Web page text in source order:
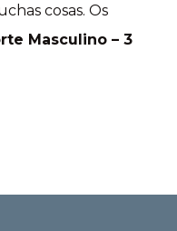
cosas. Os
Masculino – 3